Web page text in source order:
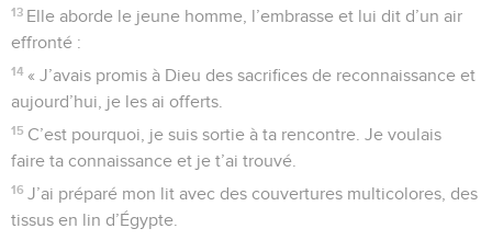
13 Elle aborde le jeune homme, l’embrasse et lui dit d’un air
effronté :
14 « J’avais promis à Dieu des sacrifices de reconnaissance et
aujourd’hui, je les ai offerts.
15 C’est pourquoi, je suis sortie à ta rencontre. Je voulais
faire ta connaissance et je t’ai trouvé.
16 J’ai préparé mon lit avec des couvertures multicolores, des
tissus en lin d’Égypte.